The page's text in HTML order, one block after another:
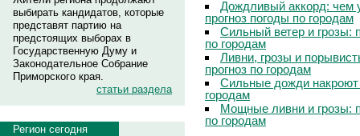
выбирать кандидатов, которые
представят партию на
предстоящих выборах в
Государственную Думу и
Законодательное Собрание
Приморского края.
статьи раздела
Регион сегодня
Дождливый аккорд: чем
прогноз погоды по городам
Сильный ветер и грозы:
по городам
Ливни, грозы и
прогноз по городам
Сильные дожди
городам
Мощные ливни и грозы:
по городам